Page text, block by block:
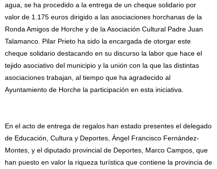
agua, se ha procedido a la entrega de un cheque solidario por
valor de 1.175 euros dirigido a las asociaciones horchanas de la
Ronda Amigos de Horche y de la Asociación Cultural Padre Juan
Talamanco. Pilar Prieto ha sido la encargada de otorgar este
cheque solidario destacando en su discurso la labor que hace el
tejido asociativo del municipio y la unión con la que las distintas
asociaciones trabajan, al tiempo que ha agradecido al
Ayuntamiento de Horche la participación en esta iniciativa.
En el acto de entrega de regalos han estado presentes el delegado
de Educación, Cultura y Deportes, Ángel Francisco Fernández-
Montes, y el diputado provincial de Deportes, Marco Campos, que
han puesto en valor la riqueza turística que contiene la provincia de